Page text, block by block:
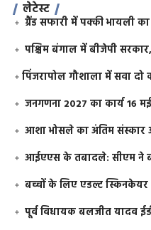
लेटेस्ट
ग्रैंड सफारी में पक्की भायली
पश्चिम बंगाल में बीजेपी
​पिंजरापोल गौशाला में सवा दो
जनगणना 2027 का कार्य 16
आशा भोसले का अंतिम
आईएएस के तबादले: सीएम ने
बच्चों के लिए एडल्ट
पूर्व विधायक बलजीत यादव